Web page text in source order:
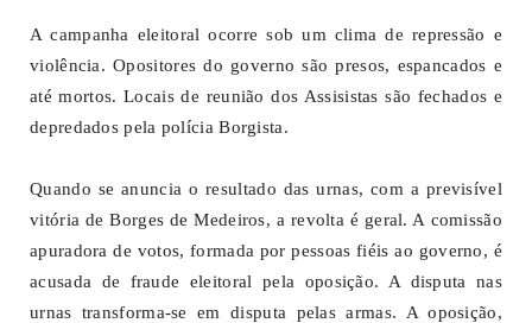
A campanha eleitoral ocorre sob um clima de repressão e
violência. Opositores do governo são presos, espancados e
até mortos. Locais de reunião dos Assisistas são fechados e
depredados pela polícia Borgista.
Quando se anuncia o resultado das urnas, com a previsível
vitória de Borges de Medeiros, a revolta é geral. A comissão
apuradora de votos, formada por pessoas fiéis ao governo, é
acusada de fraude eleitoral pela oposição. A disputa nas
urnas transforma-se em disputa pelas armas. A oposição,